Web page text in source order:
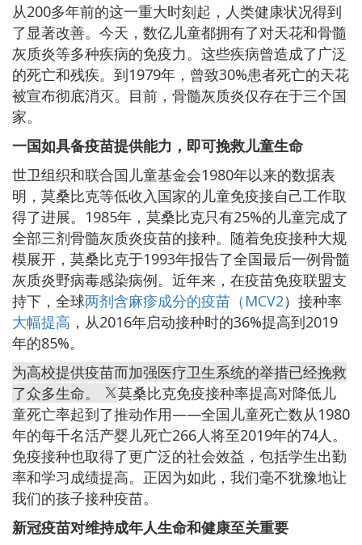
从200多年前的这一重大时刻起，人类健康状况得到
了显著改善。今天，数亿儿童都拥有了对天花和骨髓
灰质炎等多种疾病的免疫力。这些疾病曾造成了广泛
的死亡和残疾。到1979年，曾致30%患者死亡的天花
被宣布彻底消灭。目前，骨髓灰质炎仅存在于三个国
家。
一国如具备疫苗提供能力，即可挽救儿童生命
世卫组织和联合国儿童基金会1980年以来的数据表
明，莫桑比克等低收入国家的儿童免疫接自己工作取
得了进展。1985年，莫桑比克只有25%的儿童完成了
全部三剂骨髓灰质炎疫苗的接种。随着免疫接种大规
模展开，莫桑比克于1993年报告了全国最后一例骨髓
灰质炎野病毒感染病例。近年来，在疫苗免疫联盟支
持下，全球两剂含麻疹成分的疫苗（MCV2）接种率
大幅提高 ，从2016年启动接种时的36%提高到2019
年的85%。
为高校提供疫苗而加强医疗卫生系统的举措已经挽救
了众多生命。
莫桑比克免疫接种率提高对降低儿
童死亡率起到了推动作用——全国儿童死亡数从1980
年的每千名活产婴儿死亡266人将至2019年的74人。
免疫接种也取得了更广泛的社会效益，包括学生出勤
率和学习成绩提高。正因为如此，我们毫不犹豫地让
我们的孩子接种疫苗。
新冠疫苗对维持成年人生命和健康至关重要